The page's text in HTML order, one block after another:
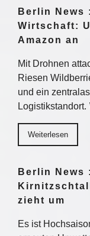
Berlin News
Wirtschaft:
Amazon an
Mit Drohnen
Riesen
und ein
Weiterlesen
Berlin News
zieht um
Es ist